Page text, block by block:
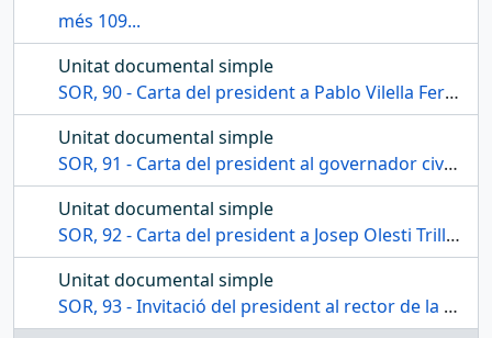
més 109...
Unitat documental simple
SOR, 90 - Carta del president a Pablo Vilella Ferrer
Unitat documental simple
SOR, 91 - Carta del president al governador civil de la província de Tarragona
Unitat documental simple
SOR, 92 - Carta del president a Josep Olesti Trilles
Unitat documental simple
SOR, 93 - Invitació del president al rector de la Universitat Laboral Francisco Franco